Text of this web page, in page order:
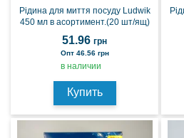
Рідина для миття посуду Ludwik
450 мл в асортимент.(20 шт/ящ)
51.96 грн
Опт 46.56 грн
в наличии
Купить